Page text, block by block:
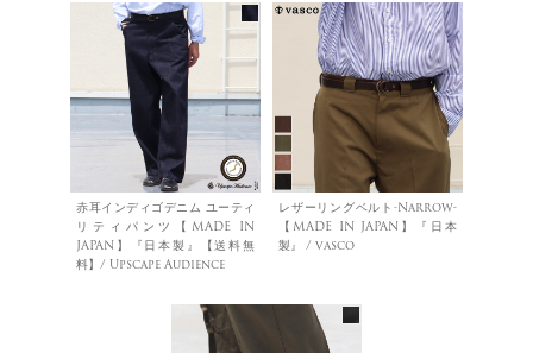
赤耳インディゴデニム ユーティ
リティパンツ【MADE IN
JAPAN】『日本製』【送料無
料】/ Upscape Audience
レザーリングベルト-Narrow-
【MADE IN JAPAN】『日本
製』 / vasco